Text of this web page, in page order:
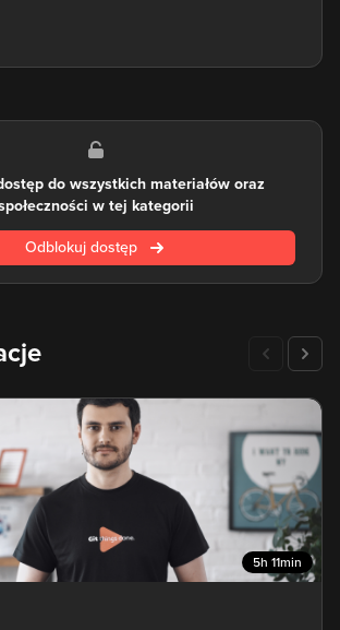
informacji.
znaleźć na temat front-endu okazują
Kursy front-end developmentu na
w odpowiedzi na zapotrzebowanie na
materiały na ten temat.
endu zaczynamy od przedstawienia Ci krok
czyli HTML i CSS. Przejdziemy przez
również innych, popularnych rozwiązań
pracę. Podczas nauki front-
jak stworzyć witrynę internetową.
do wszystkich materiałów oraz
w tej kategorii
Odblokuj dostęp
5h 11min